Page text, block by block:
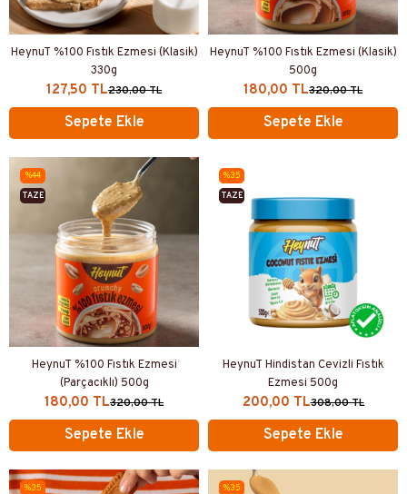
HeynuT %100 Fıstık Ezmesi (Klasik)
330g
127,50 TL230,00 TL
Sepete Ekle
HeynuT %100 Fıstık Ezmesi (Klasik)
500g
180,00 TL320,00 TL
Sepete Ekle
HeynuT %100 Fıstık Ezmesi
(Parçacıklı) 500g
180,00 TL320,00 TL
Sepete Ekle
%44
TAZE
HeynuT Hindistan Cevizli Fıstık
Ezmesi 500g
200,00 TL308,00 TL
Sepete Ekle
%35
TAZE
%35
%35